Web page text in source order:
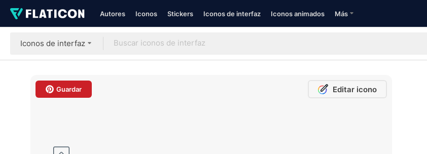
Autores Iconos Stickers Iconos de interfaz Iconos animados Más
Iconos de interfaz
Guardar Editar icono